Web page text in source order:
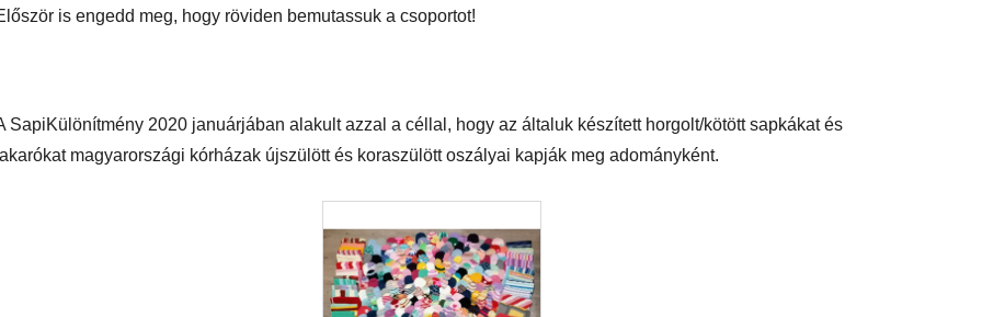
is engedd meg, hogy röviden bemutassuk a csoportot!
SapiKülönítmény 2020 januárjában alakult azzal a céllal, hogy az általuk készített horgolt/kötött sapkákat és
magyarországi kórházak újszülött és koraszülött oszályai kapják meg adományként.